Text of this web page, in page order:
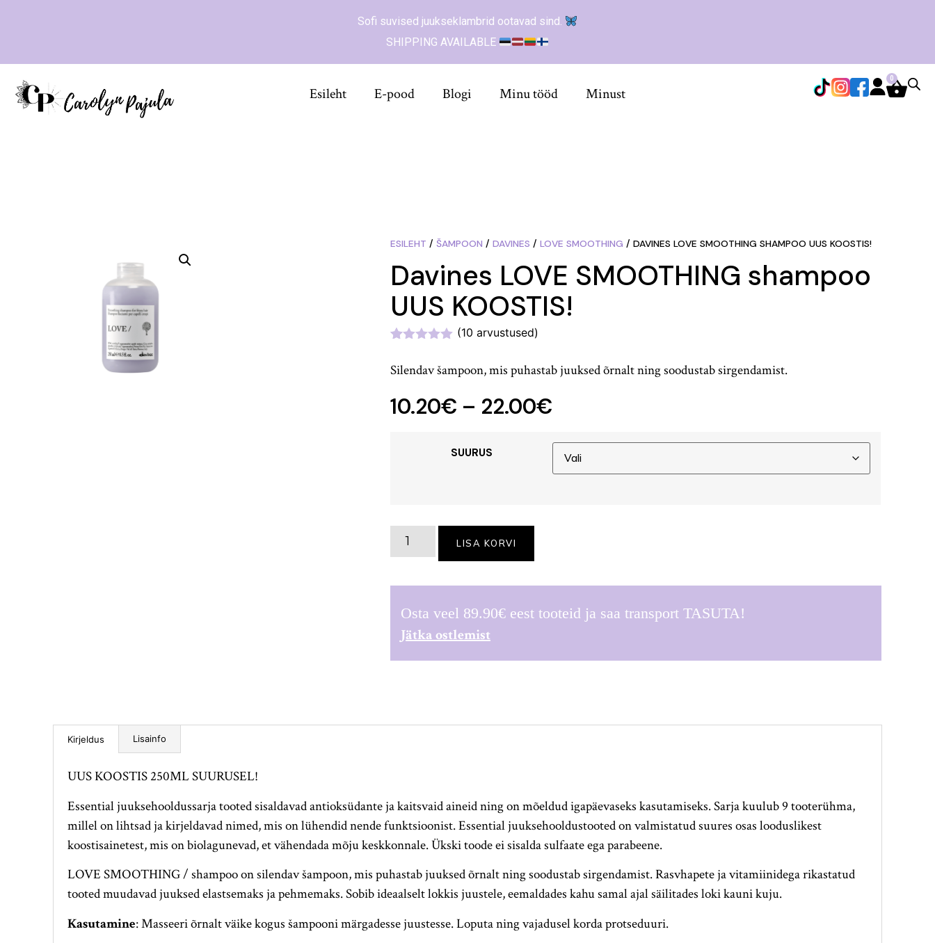
Sofi suvised juukseklambrid ootavad sind.
SHIPPING AVAILABLE
Esileht E-pood Blogi Minu tööd Minust
0
ESILEHT /ŠAMPOON /DAVINES /LOVE SMOOTHING / DAVINES LOVE SMOOTHING SHAMPOO UUS KOOSTIS!
Davines LOVE SMOOTHING shampoo
UUS KOOSTIS!
5.00
/5
kliendi
põhjal
(10 arvustused)
Silendav šampoon, mis puhastab juuksed õrnalt ning soodustab sirgendamist.
10.20€ – 22.00€
SUURUS
LISA KORVI
Osta veel 89.90€ eest tooteid ja saa transport TASUTA!
Jätka ostlemist
Kirjeldus Lisainfo
UUS KOOSTIS 250ML SUURUSEL!
Essential juuksehooldussarja tooted sisaldavad antioksüdante ja kaitsvaid aineid ning on mõeldud igapäevaseks kasutamiseks. Sarja kuulub 9 tooterühma,
millel on lihtsad ja kirjeldavad nimed, mis on lühendid nende funktsioonist. Essential juuksehooldustooted on valmistatud suures osas looduslikest
koostisainetest, mis on biolagunevad, et vähendada mõju keskkonnale. Ükski toode ei sisalda sulfaate ega parabeene.
LOVE SMOOTHING / shampoo on silendav šampoon, mis puhastab juuksed õrnalt ning soodustab sirgendamist. Rasvhapete ja vitamiinidega rikastatud
tooted muudavad juuksed elastsemaks ja pehmemaks. Sobib ideaalselt lokkis juustele, eemaldades kahu samal ajal säilitades loki kauni kuju.
Kasutamine: Masseeri õrnalt väike kogus šampooni märgadesse juustesse. Loputa ning vajadusel korda protseduuri.